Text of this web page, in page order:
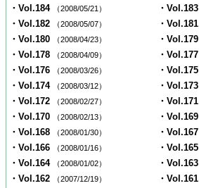
・Vol.184 （2008/05/21） ・Vol.183
・Vol.182 （2008/05/07） ・Vol.181
・Vol.180 （2008/04/23） ・Vol.179
・Vol.178 （2008/04/09） ・Vol.177
・Vol.176 （2008/03/26） ・Vol.175
・Vol.174 （2008/03/12） ・Vol.173
・Vol.172 （2008/02/27） ・Vol.171
・Vol.170 （2008/02/13） ・Vol.169
・Vol.168 （2008/01/30） ・Vol.167
・Vol.166 （2008/01/16） ・Vol.165
・Vol.164 （2008/01/02） ・Vol.163
・Vol.162 （2007/12/19） ・Vol.161